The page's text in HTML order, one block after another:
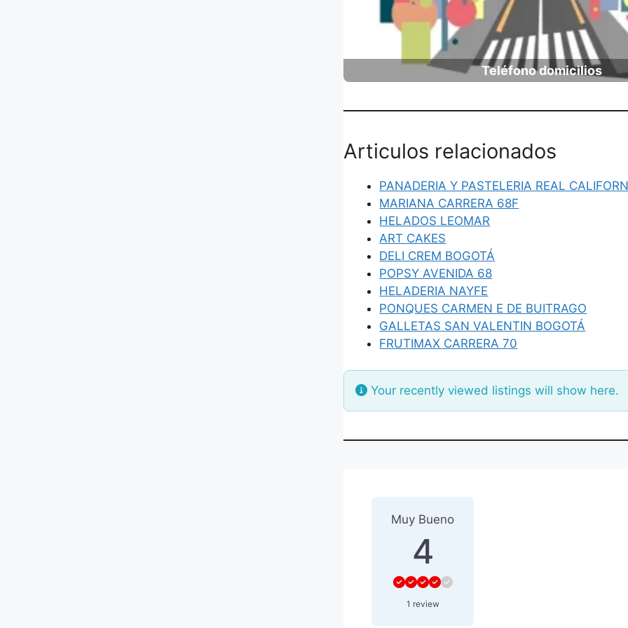
Teléfono domicilios
Articulos relacionados
PANADERIA Y PASTELERIA REAL
MARIANA CARRERA 68F
HELADOS LEOMAR
ART CAKES
DELI CREM BOGOTÁ
POPSY AVENIDA 68
HELADERIA NAYFE
PONQUES CARMEN E DE BUITRAGO
GALLETAS SAN VALENTIN BOGOTÁ
FRUTIMAX CARRERA 70
Your recently viewed listings will show here.
Muy Bueno
4
1 review